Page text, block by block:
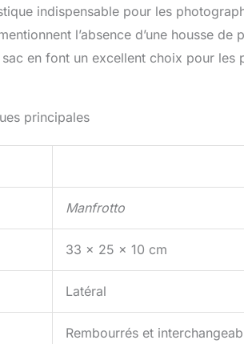
indispensable pour les
l’absence d’une housse
en font un excellent choix pour les
principales
Manfrotto
33 x 25 x 10 cm
Latéral
Rembourrés et